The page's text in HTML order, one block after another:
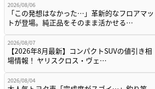
2026/08/06
「この発想はなかった…」革新的なフロアマッ
トが登場。純正品をそのまま活かせる…
2026/08/07
【2026年8月最新】コンパクトSUVの値引き相
場情報！ ヤリスクロス・ヴェ…
2026/08/04